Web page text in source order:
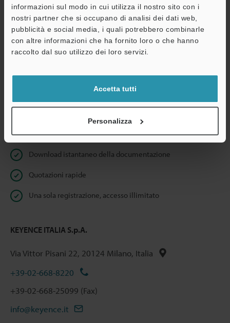
informazioni sul modo in cui utilizza il nostro sito con i
nostri partner che si occupano di analisi dei dati web,
pubblicità e social media, i quali potrebbero combinarle
con altre informazioni che ha fornito loro o che hanno
raccolto dal suo utilizzo dei loro servizi.
Accetta tutti
Personalizza
Continua
Privacy garantita al 100% - le informazioni personali non saranno
Dichiarazione sulla privacy
Benefici per gli iscritti
Download istantaneo della documentazione
Quotazioni rapide
Una sola registrazione, accesso illimitato
KEYENCE ITALIA S.p.A.
Via Vittor Pisani 22, 20124 Milano, Italia
+39-02-668-8220
+39-02-668-25099 (Fax)
info@keyence.it